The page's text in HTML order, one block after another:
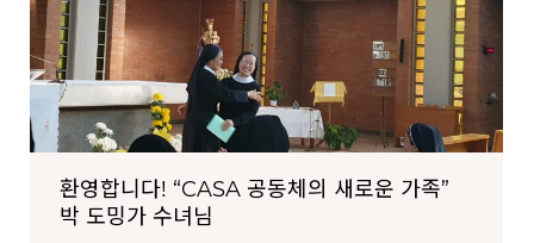
환영합니다! “CASA 공동체의 새로운 가족”
박 도밍가 수녀님